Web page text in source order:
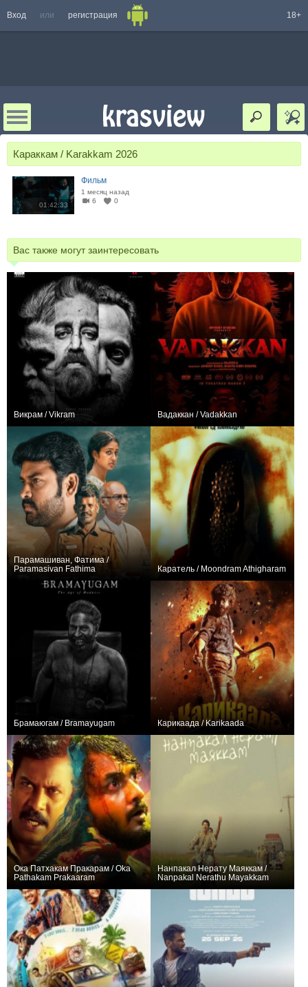
Вход или регистрация 18+
Караккам / Karakkam 2026
01:42:33
Фильм
1 месяц назад
6
0
Вас также могут заинтересовать
Викрам / Vikram Вадаккан / Vadakkan
Парамашиван, Фатима /
Paramasivan Fathima
Каратель / Moondram Athigharam
Брамаюгам / Bramayugam Карикаада / Karikaada
Ока Патхакам Пракарам / Oka
Pathakam Prakaaram
Нанпакал Нерату Маяккам /
Nanpakal Nerathu Mayakkam